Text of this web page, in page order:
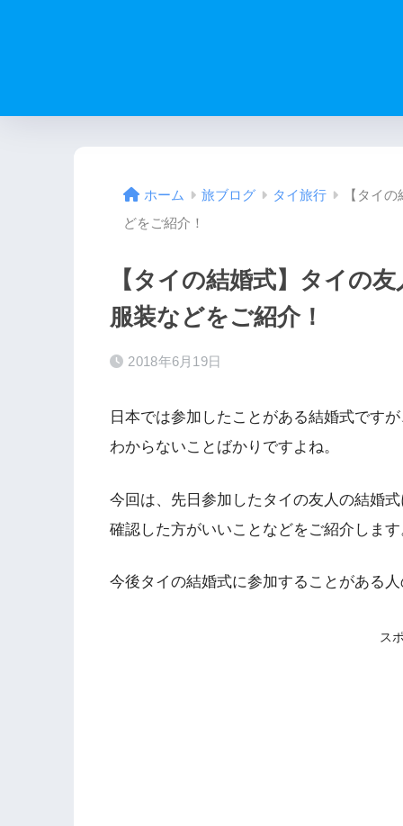
ホーム 旅ブログ タイ旅行
【タイ
どをご紹介！
【タイの結婚式】タイの
服装などをご紹介！
2018年6月19日
日本では参加したことがある結婚式です
わからないことばかりですよね。
今回は、先日参加したタイの友人の結婚
確認した方がいいことなどをご紹介しま
今後タイの結婚式に参加することがある
ス